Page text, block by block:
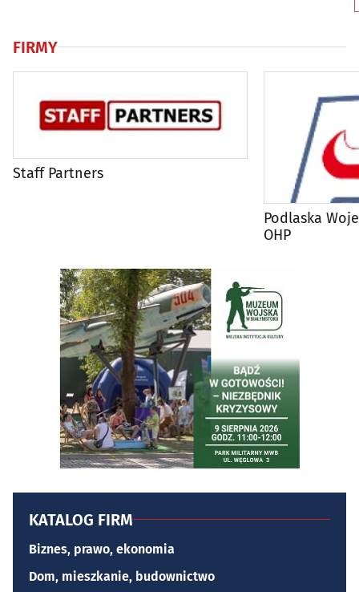
FIRMY
Staff Partners
Podlaska
OHP
KATALOG FIRM
Biznes, prawo, ekonomia
Dom, mieszkanie, budownictwo